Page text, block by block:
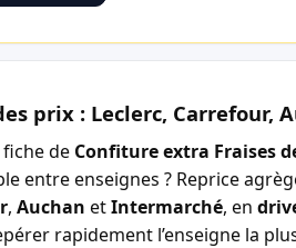
prix : Leclerc, Carrefour,
de Confiture extra Fraises
entre enseignes ? Reprice
, Auchan etIntermarché, en
rapidement l’enseigne la